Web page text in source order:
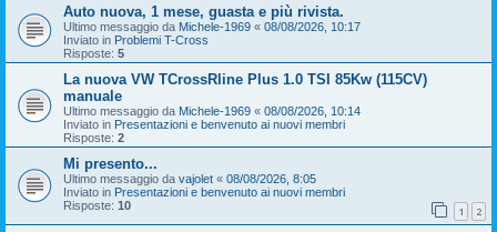
Auto nuova, 1 mese, guasta e più rivista.
Ultimo messaggio da Michele-1969 « 08/08/2026, 10:17
Inviato in Problemi T-Cross
Risposte: 5
La nuova VW TCrossRline Plus 1.0 TSI 85Kw (115CV)
manuale
Ultimo messaggio da Michele-1969 « 08/08/2026, 10:14
Inviato in Presentazioni e benvenuto ai nuovi membri
Risposte: 2
Mi presento...
Ultimo messaggio da vajolet « 08/08/2026, 8:05
Inviato in Presentazioni e benvenuto ai nuovi membri
Risposte: 10 1 2